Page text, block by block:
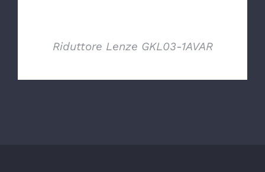
Riduttore Lenze GKL03-1AVAR